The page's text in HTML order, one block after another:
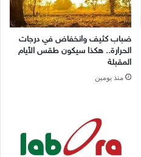
ضباب كثيف وانخفاض في درجات
الحرارة.. هكذا سيكون طقس الأيام
المقبلة
منذ يومين